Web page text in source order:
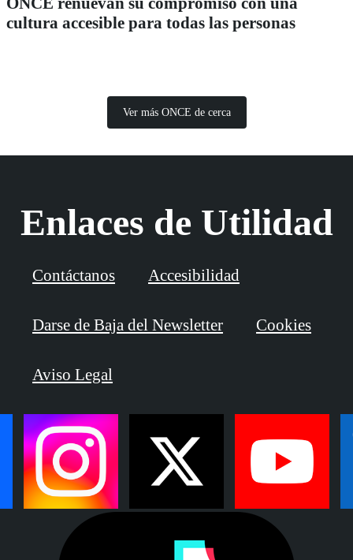
cultura accesible para todas las personas
Ver más ONCE de cerca
Enlaces de Utilidad
Contáctanos Accesibilidad
Darse de Baja del Newsletter Cookies
Aviso Legal